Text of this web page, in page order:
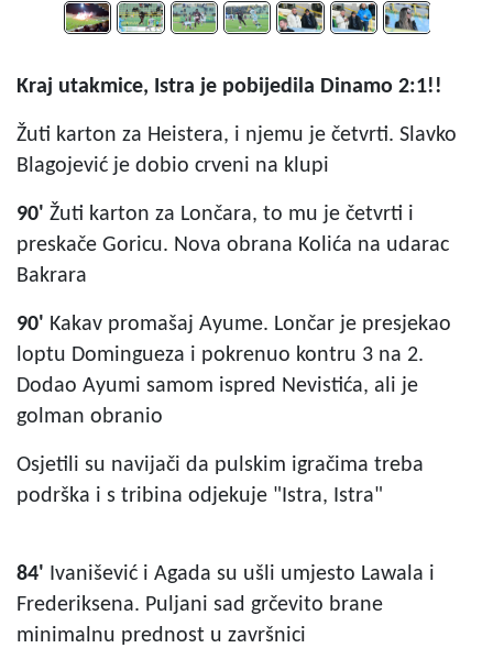
Kraj utakmice, Istra je pobijedila Dinamo 2:1!!
Žuti karton za Heistera, i njemu je četvrti. Slavko
Blagojević je dobio crveni na klupi
90' Žuti karton za Lončara, to mu je četvrti i
preskače Goricu. Nova obrana Kolića na udarac
Bakrara
90' Kakav promašaj Ayume. Lončar je presjekao
loptu Domingueza i pokrenuo kontru 3 na 2.
Dodao Ayumi samom ispred Nevistića, ali je
golman obranio
Osjetili su navijači da pulskim igračima treba
podrška i s tribina odjekuje "Istra, Istra"
84' Ivanišević i Agada su ušli umjesto Lawala i
Frederiksena. Puljani sad grčevito brane
minimalnu prednost u završnici